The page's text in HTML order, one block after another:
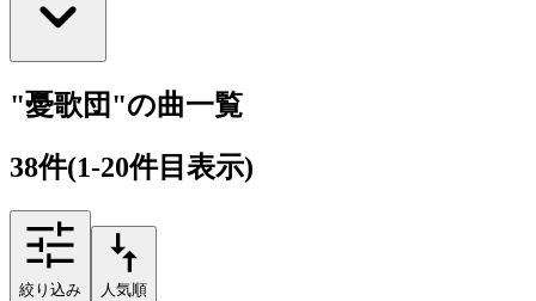
"憂歌団"の曲一覧
38件(1-20件目表示)
絞り込み 人気順